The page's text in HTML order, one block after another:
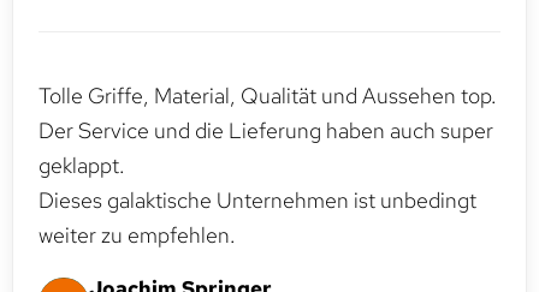
Tolle Griffe, Material, Qualität und Aussehen top.
Der Service und die Lieferung haben auch super
geklappt.
Dieses galaktische Unternehmen ist unbedingt
weiter zu empfehlen.